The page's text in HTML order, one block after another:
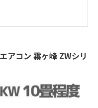
アコン 霧ヶ峰 ZWシリ